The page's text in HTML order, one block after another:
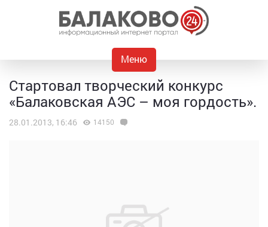
Меню
Стартовал творческий конкурс
«Балаковская АЭС – моя гордость».
28.01.2013, 16:46 14150